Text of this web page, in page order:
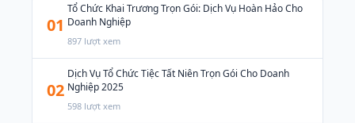
01
Tổ Chức Khai Trương Trọn Gói: Dịch Vụ Hoàn Hảo Cho
Doanh Nghiệp
897 lượt xem
02
Dịch Vụ Tổ Chức Tiệc Tất Niên Trọn Gói Cho Doanh
Nghiệp 2025
598 lượt xem